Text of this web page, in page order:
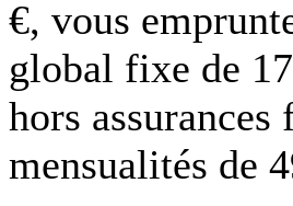
€, vous
global fixe de
hors
mensualités de